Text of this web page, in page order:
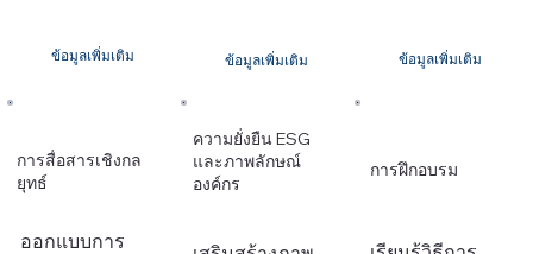
ข้อมูลเพิ่มเติม ข้อมูลเพิ่มเติม ข้อมูลเพิ่มเติม
การสื่อสารเชิงกล
ยุทธ์
ออกแบบการ
ความยั่งยืน ESG
และภาพลักษณ์
องค์กร
การฝึกอบรม